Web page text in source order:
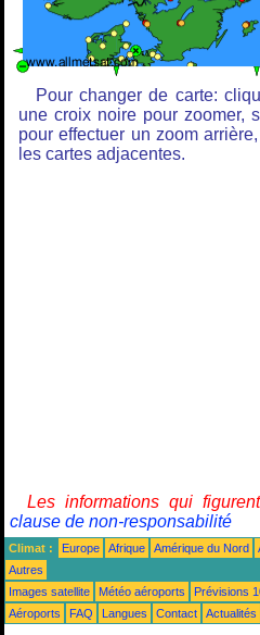
Pour changer de carte:
une croix noire pour zoomer,
pour effectuer un zoom
les cartes adjacentes.
Les informations qui
clause de non-responsabilité
Climat : Europe Afrique Amérique du Nord
Autres
Images satellite
Météo aéroports Prévisions
Aéroports
FAQ Langues Contact Actualités